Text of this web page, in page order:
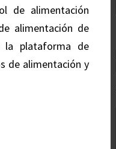
de alimentación
alimentación de
la plataforma de
de alimentación y